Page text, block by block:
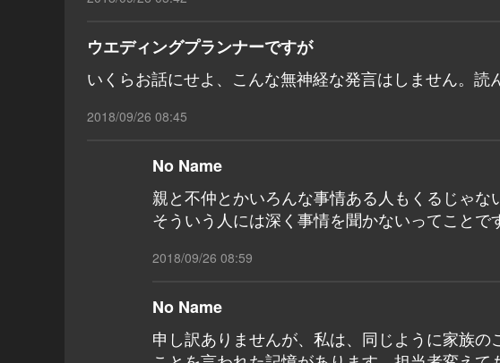
ウエディングプランナーですが
いくらお話にせよ、こんな無神経な発言はしません。読
2018/09/26 08:45
No Name
親と不仲とかいろんな事情ある人もくるじゃな
そういう人には深く事情を聞かないってことで
2018/09/26 08:59
No Name
申し訳ありませんが、私は、同じように家族